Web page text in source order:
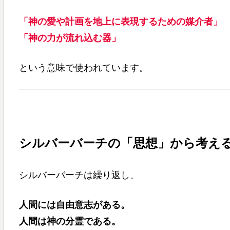
「神の愛や計画を地上に表現するための媒介者」
「神の力が流れ込む器」
という意味で使われています。
シルバーバーチの「思想」から考え
シルバーバーチは繰り返し、
人間には自由意志がある。
人間は神の分霊である。